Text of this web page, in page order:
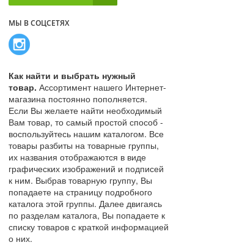
МЫ В СОЦСЕТЯХ
Как найти и выбрать нужный
товар. Ассортимент нашего Интернет-
магазина постоянно пополняется.
Если Вы желаете найти необходимый
Вам товар, то самый простой способ -
воспользуйтесь нашим каталогом. Все
товары разбиты на товарные группы,
их названия отображаются в виде
графических изображений и подписей
к ним. Выбрав товарную группу, Вы
попадаете на страницу подробного
каталога этой группы. Далее двигаясь
по разделам каталога, Вы попадаете к
списку товаров с краткой информацией
о них.